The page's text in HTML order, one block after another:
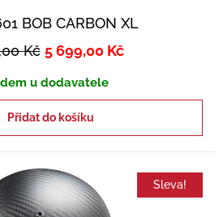
BOB CARBON XL
Kč 5 699,00 Kč
u dodavatele
Přidat do košíku
Sleva!